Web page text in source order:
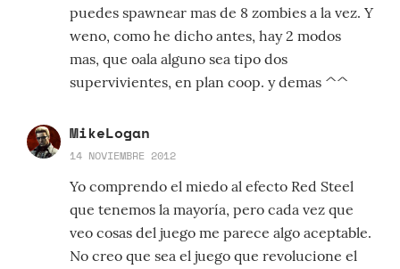
puedes spawnear mas de 8 zombies a la vez. Y
weno, como he dicho antes, hay 2 modos
mas, que oala alguno sea tipo dos
supervivientes, en plan coop. y demas ^^
MikeLogan
14 NOVIEMBRE 2012
Yo comprendo el miedo al efecto Red Steel
que tenemos la mayoría, pero cada vez que
veo cosas del juego me parece algo aceptable.
No creo que sea el juego que revolucione el